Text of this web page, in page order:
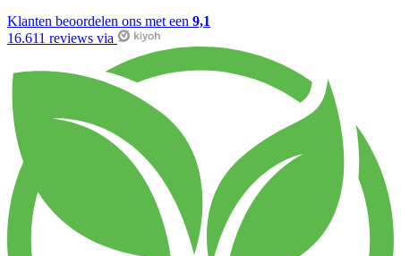
Klanten beoordelen ons met een 9,1
16.611 reviews via